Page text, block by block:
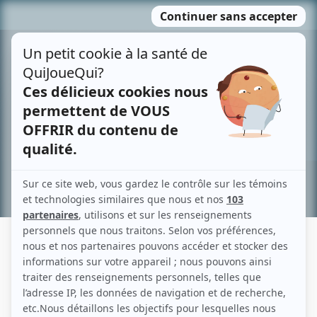
MENU
contenu
Recherche avancée »
FRANÇOIS DÉSALLIERS
Liens
Fiche de François Désalliers sur Showbizz.net